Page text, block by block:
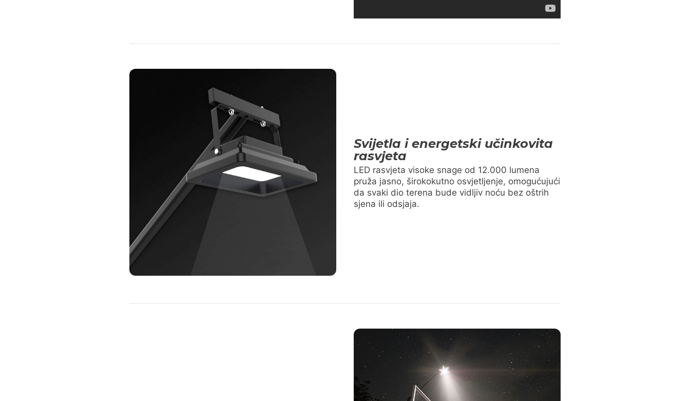
Svijetla i energetski učinkovita
rasvjeta
LED rasvjeta visoke snage od 12.000 lumena
pruža jasno, širokokutno osvjetljenje, omogućujući
da svaki dio terena bude vidljiv noću bez oštrih
sjena ili odsjaja.